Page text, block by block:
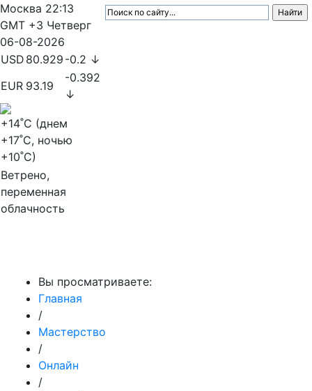
Москва 22:13
GMT +3 Четверг
06-08-2026
USD 80.929 -0.2 ↓
EUR 93.19
-0.392
↓
+14˚C (днем
+17˚C, ночью
+10˚C)
Ветрено,
переменная
облачность
Вы просматриваете:
Главная
/
Мастерство
/
Онлайн
/